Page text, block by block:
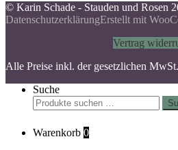
© Karin Schade - Stauden und Rosen
DatenschutzerklärungErstellt mit
Vertrag
Alle Preise inkl. der gesetzlichen MwSt.
Suche
Suchen
nach:
Warenkorb 0